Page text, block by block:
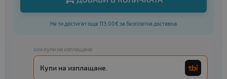
Не ти достигат още 113.00€ за безплатна доставка
или купи на изплащане:
Купи на изплащане.